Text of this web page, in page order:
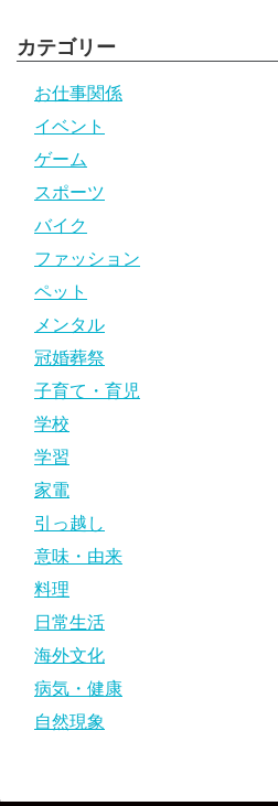
カテゴリー
お仕事関係
イベント
ゲーム
スポーツ
バイク
ファッション
ペット
メンタル
冠婚葬祭
子育て・育児
学校
学習
家電
引っ越し
意味・由来
料理
日常生活
海外文化
病気・健康
自然現象